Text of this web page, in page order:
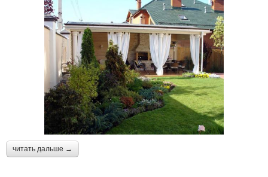
читать дальше →